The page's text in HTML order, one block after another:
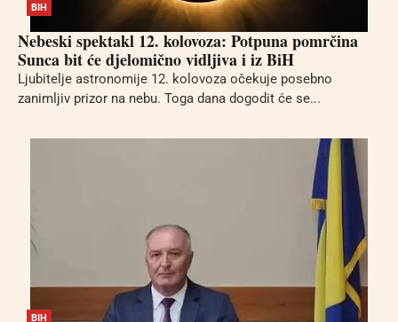
BIH
Nebeski spektakl 12. kolovoza: Potpuna pomrčina
Sunca bit će djelomično vidljiva i iz BiH
Ljubitelje astronomije 12. kolovoza očekuje posebno
zanimljiv prizor na nebu. Toga dana dogodit će se...
BIH